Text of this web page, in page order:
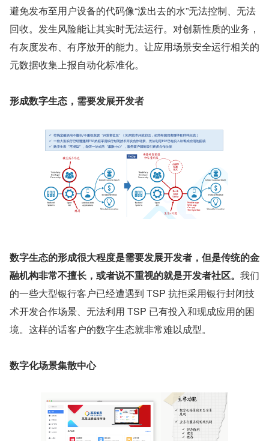
避免发布至用户设备的代码像“泼出去的水”无法控制、无法
回收。发生风险能让其实时无法运行。对创新性质的业务，
有灰度发布、有序放开的能力。让应用场景安全运行相关的
元数据收集上报自动化标准化。
形成数字生态，需要发展开发者
数字生态的形成很大程度是需要发展开发者，但是传统的金
融机构非常不擅长，或者说不重视的就是开发者社区。 我们
的一些大型银行客户已经遭遇到 TSP 抗拒采用银行封闭技
术开发合作场景、无法利用 TSP 已有投入和现成应用的困
境。这样的话客户的数字生态就非常难以成型。
数字化场景集散中心